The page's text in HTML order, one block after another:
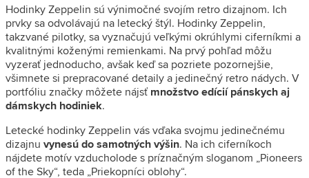
Hodinky Zeppelin sú výnimočné svojím retro dizajnom. Ich
prvky sa odvolávajú na letecký štýl. Hodinky Zeppelin,
takzvané pilotky, sa vyznačujú veľkými okrúhlymi ciferníkmi a
kvalitnými koženými remienkami. Na prvý pohľad môžu
vyzerať jednoducho, avšak keď sa pozriete pozornejšie,
všimnete si prepracované detaily a jedinečný retro nádych. V
portfóliu značky môžete nájsť množstvo edícií pánskych aj
dámskych hodiniek.
Letecké hodinky Zeppelin vás vďaka svojmu jedinečnému
dizajnu vynesú do samotných výšin. Na ich ciferníkoch
nájdete motív vzducholode s príznačným sloganom „Pioneers
of the Sky“, teda „Priekopníci oblohy“.